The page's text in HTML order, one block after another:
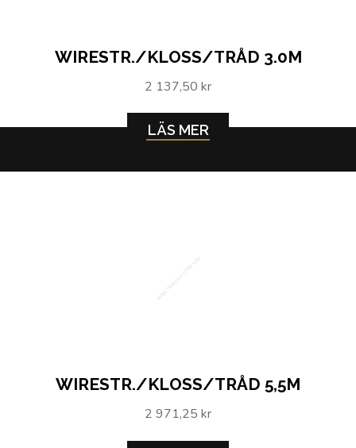
WIRESTR./KLOSS/TRÅD 3.0M
2 137,50 kr
LÄS MER
WIRESTR./KLOSS/TRÅD 5,5M
2 971,25 kr